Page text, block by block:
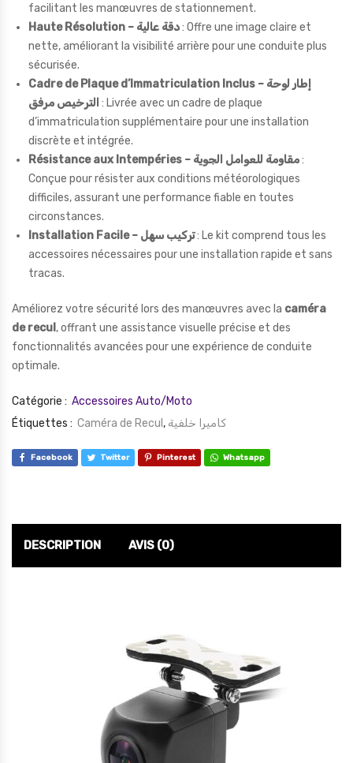
facilitant les manœuvres de stationnement.
Haute Résolution – دقة عالية: Offre une image claire et
nette, améliorant la visibilité arrière pour une conduite plus
sécurisée.
Cadre de Plaque d’Immatriculation Inclus – إطار لوحة
الترخيص مرفق : Livrée avec un cadre de plaque
d’immatriculation supplémentaire pour une installation
discrète et intégrée.
Résistance aux Intempéries – مقاومة للعوامل الجوية:
Conçue pour résister aux conditions météorologiques
difficiles, assurant une performance fiable en toutes
circonstances.
Installation Facile – تركيب سهل: Le kit comprend tous les
accessoires nécessaires pour une installation rapide et sans
tracas.
Améliorez votre sécurité lors des manœuvres avec la caméra
de recul , offrant une assistance visuelle précise et des
fonctionnalités avancées pour une expérience de conduite
optimale.
Catégorie : Accessoires Auto/Moto
Étiquettes : Caméra de Recul , كاميرا خلفية
Facebook Twitter Pinterest Whatsapp
DESCRIPTION AVIS (0)